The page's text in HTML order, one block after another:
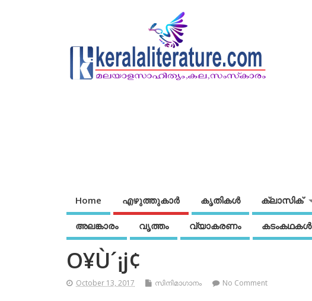
Home എഴുത്തുകാര്‍ കൃതികൾ ക്ലാസിക്
അലങ്കാരം വൃത്തം വ്യാകരണം കടംകഥകള്‍
O¥Ù´¡j¢
October 13, 2017 സിനിമാഗാനം No Comment